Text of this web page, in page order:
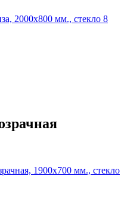
2000х800 мм., стекло 8
1900х700 мм., стекло